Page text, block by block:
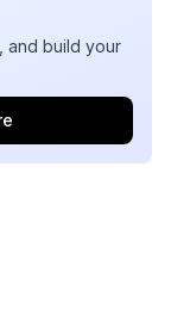
and build your